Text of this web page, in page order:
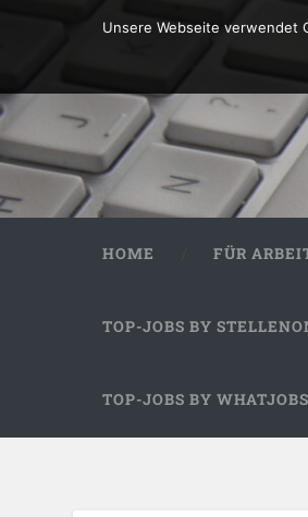
HOME FÜR
TOP-JOBS BY
TOP-JOBS BY WHATJOBS
Unsere Webseite verwendet